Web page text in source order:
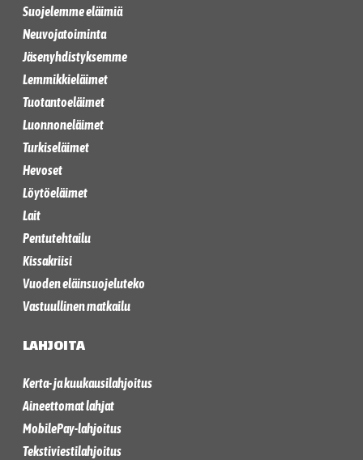
Suojelemme eläimiä
Neuvojatoiminta
Jäsenyhdistyksemme
Lemmikkieläimet
Tuotantoeläimet
Luonnoneläimet
Turkiseläimet
Hevoset
Löytöeläimet
Lait
Pentutehtailu
Kissakriisi
Vuoden eläinsuojeluteko
Vastuullinen matkailu
LAHJOITA
Kerta- ja kuukausilahjoitus
Aineettomat lahjat
MobilePay-lahjoitus
Tekstiviestilahjoitus